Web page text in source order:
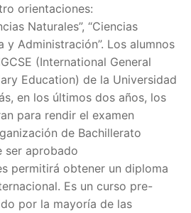
orientaciones:
Naturales”, “Ciencias
y Administración”. Los alumnos
(International General
Education) de la Universidad
en los últimos dos años, los
para rendir el examen
de Bachillerato
ser aprobado
permitirá obtener un diploma
Es un curso pre-
por la mayoría de las